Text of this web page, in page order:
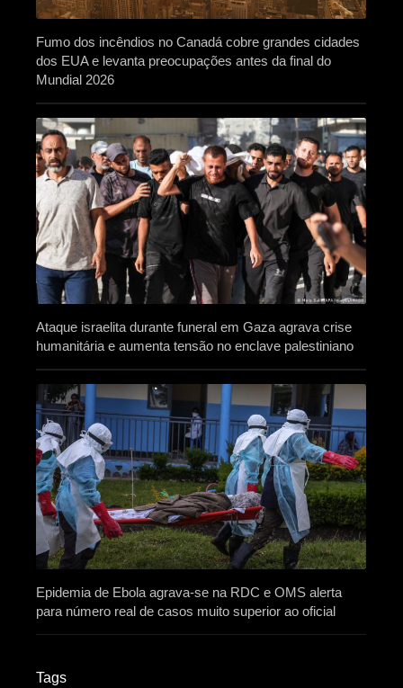
Fumo dos incêndios no Canadá cobre grandes cidades
dos EUA e levanta preocupações antes da final do
Mundial 2026
Ataque israelita durante funeral em Gaza agrava crise
humanitária e aumenta tensão no enclave palestiniano
Epidemia de Ebola agrava-se na RDC e OMS alerta
para número real de casos muito superior ao oficial
Tags